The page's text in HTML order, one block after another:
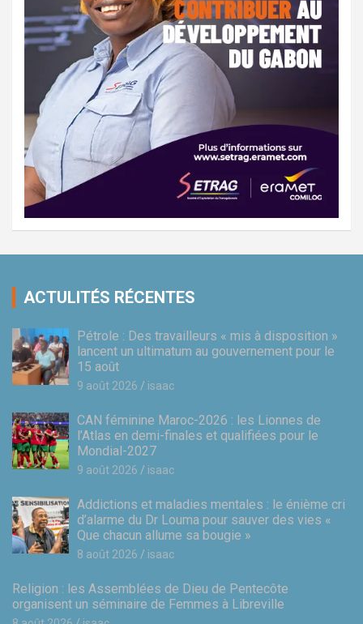
ACTULITÉS RÉCENTES
Pétrole : Des travailleurs « mis à disposition »
lancent un ultimatum au gouvernement pour le
15 août
9 août 2026 isaac
CAN féminine Maroc-2026 : les Lionnes de
l’Atlas en demi-finales et qualifiées pour le
Mondial-2027
9 août 2026 isaac
Addictions et maladies mentales : le énième cri
d’alarme du Dr Louma pour sauver des vies «
Que chacun allume sa bougie »
8 août 2026 isaac
Religion : les Assemblées de Dieu de Pentecôte
organisent un séminaire de Femmes à Libreville